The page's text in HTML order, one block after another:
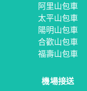
阿里山包車
太平山包車
陽明山包車
合歡山包車
福壽山包車
機場接送